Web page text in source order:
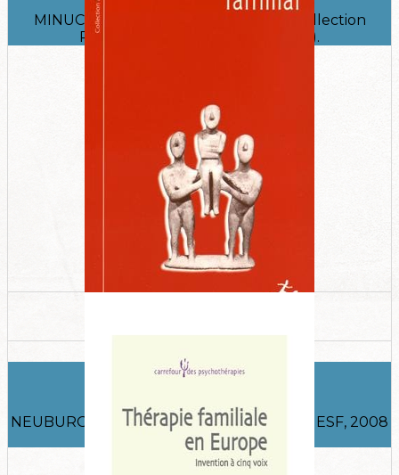
MINUCHIN Salvador, Toulouse, Érès, collection
Relations, 2010 (1ère édition 1998).
Le mythe familial
NEUBURGER Robert, Issy-les-Moulineaux, ESF, 2008
(1ère édition 1995).